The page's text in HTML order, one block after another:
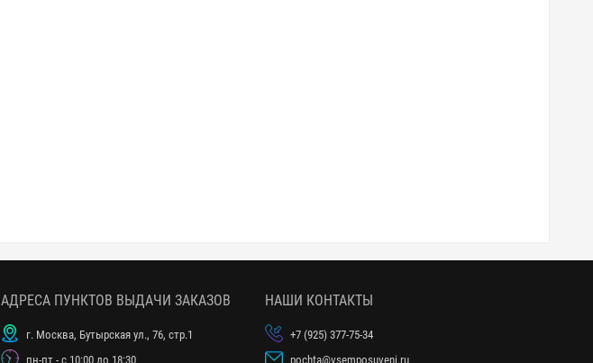
АДРЕСА ПУНКТОВ ВЫДАЧИ ЗАКАЗОВ
г. Москва, Бутырская ул., 76, стр.1
пн-пт - с 10:00 до 18:30
НАШИ КОНТАКТЫ
+7 (925) 377-75-34
pochta@vsemposuveni.ru